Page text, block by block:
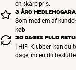
en skarp pris.
3 ÅRS
Som medlem af
køb
30 DAGES FULD
I HiFi Klubben kan du
dage, inden du